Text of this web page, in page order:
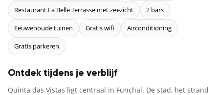
Restaurant La Belle Terrasse met zeezicht 2 bars
Eeuwenoude tuinen Gratis wifi Airconditioning
Gratis parkeren
Ontdek tijdens je verblijf
Quinta das Vistas ligt centraal in Funchal. De stad, het strand